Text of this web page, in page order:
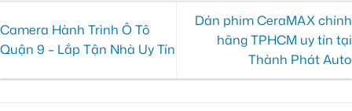
Camera Hành Trình Ô Tô
Quận 9 – Lắp Tận Nhà Uy Tín
Dán phim CeraMAX chính
hãng TPHCM uy tín tại
Thành Phát Auto